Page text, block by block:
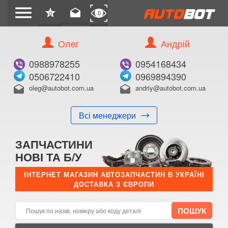
menu star
0 drafts 0
Олег
0988978255
0506722410
drafts oleg@autobot.com.ua
Всі менеджери
Андрій
0954168434
0969894390
drafts andriy@autobot.com.ua
ЗАПЧАСТИНИ
НОВІ ТА Б/У
ІНТЕРНЕТ МАГАЗИН АВТОЗАПЧАСТИН В УКРАЇНІ
ДОСТАВКА З ЄВРОПИ
КУПИТИ
Оригінальний номер:
Примітка:
E-mail:
Телефон: